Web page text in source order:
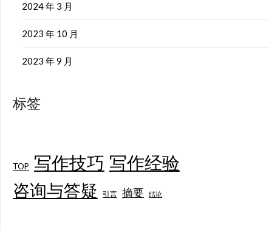
2024 年 3 月
2023 年 10 月
2023 年 9 月
标签
TOP 写作技巧 写作经验
咨询与答疑 引言 摘要 结论